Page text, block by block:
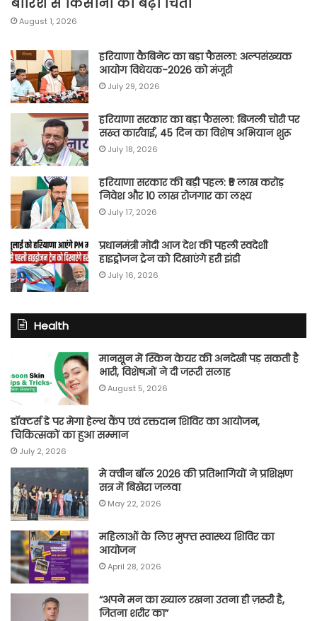
August 1, 2026
हरियाणा कैबिनेट का बड़ा फैसला: अल्पसंख्यक
आयोग विधेयक-2026 को मंजूरी
July 29, 2026
हरियाणा सरकार का बड़ा फैसला: बिजली चोरी पर
सख्त कार्रवाई, 45 दिन का विशेष अभियान शुरू
July 18, 2026
हरियाणा सरकार की बड़ी पहल: ₹5 लाख करोड़
निवेश और 10 लाख रोजगार का लक्ष्य
July 17, 2026
प्रधानमंत्री मोदी आज देश की पहली स्वदेशी
हाइड्रोजन ट्रेन को दिखाएंगे हरी झंडी
July 16, 2026
Health
मानसून में स्किन केयर की अनदेखी पड़ सकती है
भारी, विशेषज्ञों ने दी जरूरी सलाह
August 5, 2026
डॉक्टर्स डे पर मेगा हेल्थ कैंप एवं रक्तदान शिविर का आयोजन,
चिकित्सकों का हुआ सम्मान
July 2, 2026
मे क्वीन बॉल 2026 की प्रतिभागियों ने प्रशिक्षण
सत्र में बिखेरा जलवा
May 22, 2026
महिलाओं के लिए मुफ्त स्वास्थ्य शिविर का
आयोजन
April 28, 2026
“अपने मन का ख्याल रखना उतना ही ज़रूरी है,
जितना शरीर का”